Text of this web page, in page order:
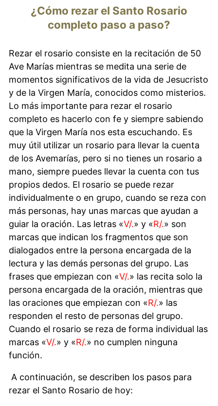
Volver
Menu will be copied to this area. Do not remove it if you want
Beneficios del Rosario
Conclusión
¿Cómo rezar el Santo Rosario
completo paso a paso?
Rezar el rosario consiste en la recitación de 50
Ave Marías mientras se medita una serie de
momentos significativos de la vida de Jesucristo
y de la Virgen María, conocidos como misterios.
Lo más importante para rezar el rosario
completo es hacerlo con fe y siempre sabiendo
que la Virgen María nos esta escuchando. Es
muy útil utilizar un rosario para llevar la cuenta
de los Avemarías, pero si no tienes un rosario a
mano, siempre puedes llevar la cuenta con tus
propios dedos. El rosario se puede rezar
individualmente o en grupo, cuando se reza con
más personas, hay unas marcas que ayudan a
guiar la oración. Las letras «V/.» y «R/.» son
marcas que indican los fragmentos que son
dialogados entre la persona encargada de la
lectura y las demás personas del grupo. Las
frases que empiezan con «V/.» las recita solo la
persona encargada de la oración, mientras que
las oraciones que empiezan con «R/.» las
responden el resto de personas del grupo.
Cuando el rosario se reza de forma individual las
marcas «V/.» y «R/.» no cumplen ninguna
función.
A continuación, se describen los pasos para
rezar el Santo Rosario de hoy: